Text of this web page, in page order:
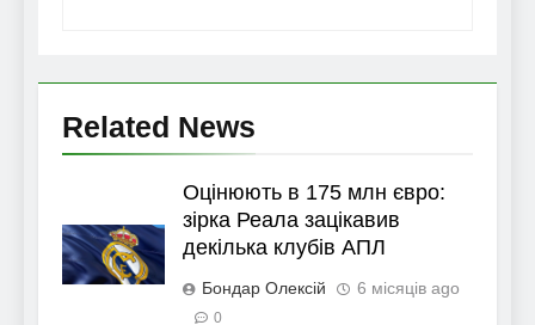
Related News
Оцінюють в 175 млн євро:
зірка Реала зацікавив
декілька клубів АПЛ
Бондар Олексій 6 місяців ago
0